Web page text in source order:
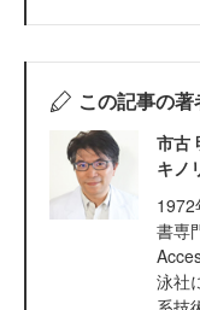
この記事の著
市古
キノ
1972
書専
泳社